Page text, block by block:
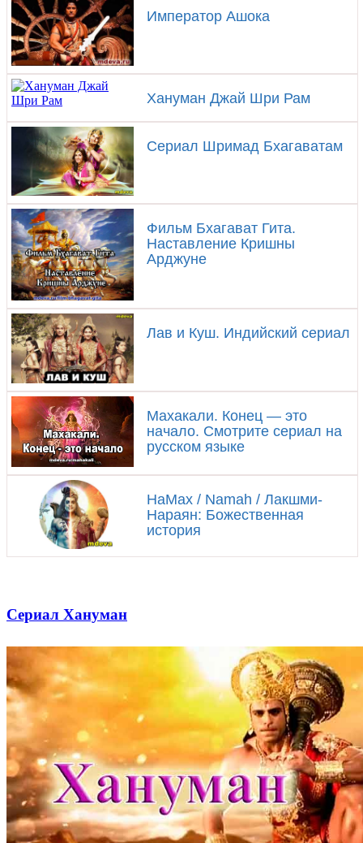
Император Ашока
Хануман Джай Шри Рам
Сериал Шримад Бхагаватам
Фильм Бхагават Гита.
Наставление Кришны
Арджуне
Лав и Куш. Индийский сериал
Махакали. Конец — это
начало. Смотрите сериал на
русском языке
НаМах / Namah / Лакшми-
Нараян: Божественная
история
Сериал Хануман